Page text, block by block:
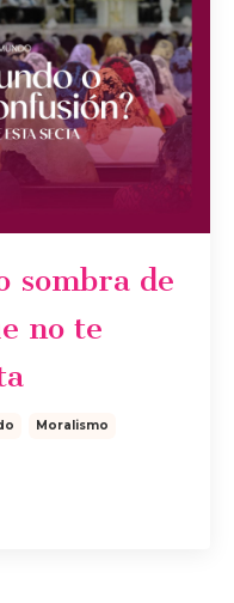
sombra de
no te
Moralismo